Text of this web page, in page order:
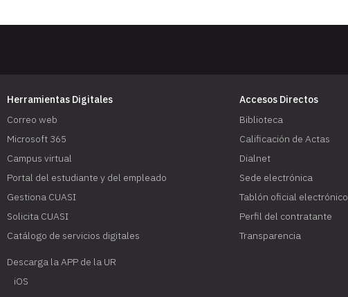
Herramientas Digitales
Correo web
Microsoft 365
Campus virtual
Portal del estudiante y del empleado
Gestiona CUASI
Solicita CUASI
Catálogo de servicios digitales
Descarga la APP de la UR
iOS
Accesos Directos
Biblioteca
Calificación de Actas
Dialnet
Sede electrónica
Tablón oficial electrónico
Perfil del contratante
Transparencia